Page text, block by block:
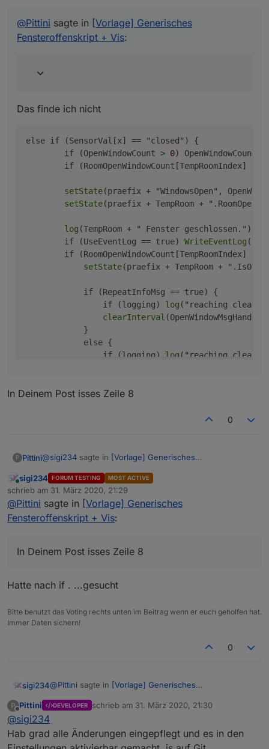
else if (SensorVal[x] == "closed") {
if (OpenWindowCount > 0)
log(TempRoom + " Fenster
setState(praefix + TempRoom +
            if (RepeatInfoMsg == true) {
            }
            else {
@Pittini sagte in [Vorlage] Generisches
Fensteroffenskript + Vis:
Das finde ich nicht
else if (SensorVal[x] == "closed") {
        if (OpenWindowCount >
0)
        if (RoomOpenWindowCount[TempRoomIndex] >
setState(praefix + "WindowsOpen",
setState(praefix + TempRoom +
log (TempRoom + " Fenster geschlossen.");
        if (UseEventLog == true)
WriteEventLog
        if (RoomOpenWindowCount[TempRoomIndex] ==
setState(praefix + TempRoom +
            if (RepeatInfoMsg == true) {
                if (logging)
log ("reaching
clearInterval
            }
            else {
                if (logging)
log ("reaching
In Deinem Post isses Zeile 8
0
P Pittini@sigi234 sagte in [Vorlage] Generisches
@ Pittinisagte in[Vorlage] Generisches
Fensteroffenskript + Vis:
if (OpenWindowCount > 0)
if
setState(praefix + "WindowsOpen",
log(TempRoom + " Fenster
if
In Deinem Post isses Zeile 8
Online
sigi234 FORUM TESTING MOST ACTIVE
schrieb am 31. März 2020, 21:29
zuletzt editiert von
@Pittini sagte in [Vorlage] Generisches
Fensteroffenskript + Vis:
In Deinem Post isses Zeile 8
Hatte nach if . ...gesucht
Bitte benutzt das Voting rechts unten im Beitrag wenn er euch geholfen hat.
Immer Daten sichern!
0
sigi234@Pittini sagte in [Vorlage] Generisches
P
Offline
Pittini DEVELOPER schrieb am 31. März 2020, 21:30
zuletzt editiert von
@sigi234
Hab grad alle Änderungen eingepflegt und es in den